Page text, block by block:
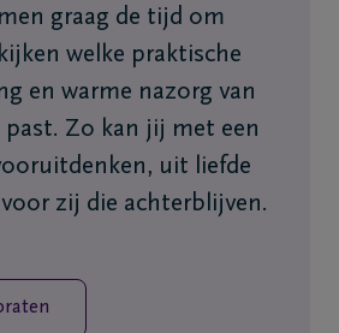
graag de tijd om
welke praktische
en warme nazorg van
past. Zo kan jij met een
uit liefde
zij die achterblijven.